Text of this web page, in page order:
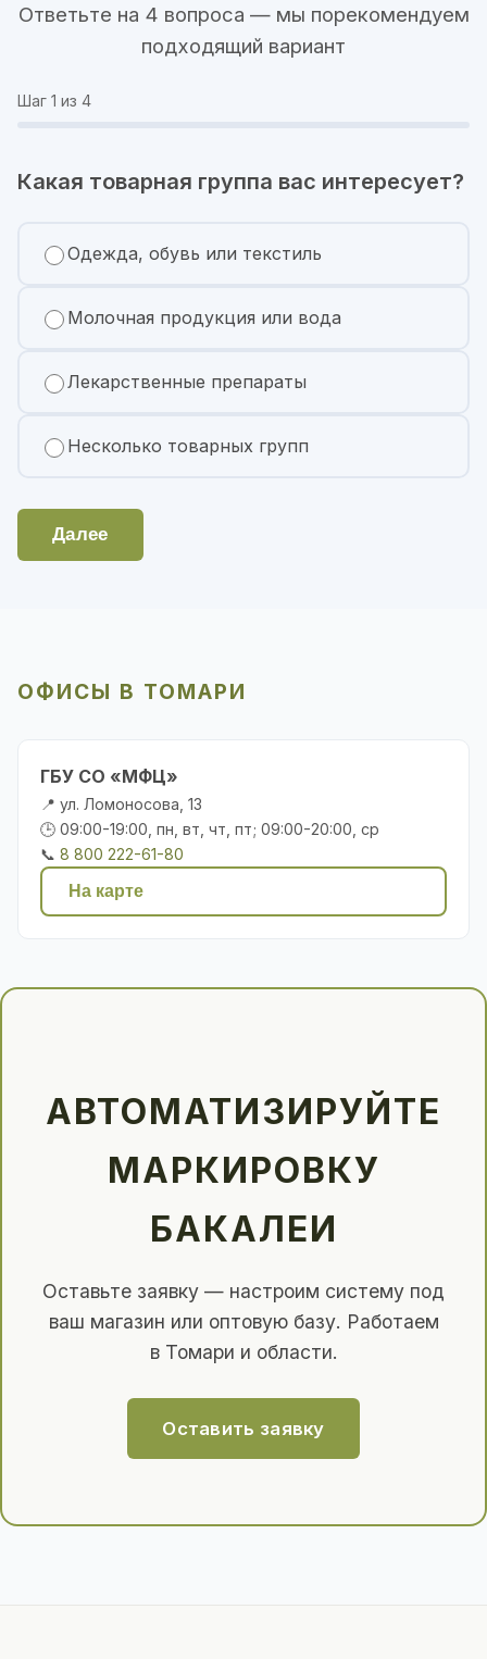
Ответьте на 4 вопроса — мы порекомендуем
подходящий вариант
Шаг 1 из 4
Какая товарная группа вас интересует?
Одежда, обувь или текстиль
Молочная продукция или вода
Лекарственные препараты
Несколько товарных групп
Далее
ОФИСЫ В ТОМАРИ
ГБУ СО «МФЦ»
📍 ул. Ломоносова, 13
🕒 09:00-19:00, пн, вт, чт, пт; 09:00-20:00, ср
📞 8 800 222-61-80
На карте
АВТОМАТИЗИРУЙТЕ
МАРКИРОВКУ
БАКАЛЕИ
Оставьте заявку — настроим систему под
ваш магазин или оптовую базу. Работаем
в Томари и области.
Оставить заявку